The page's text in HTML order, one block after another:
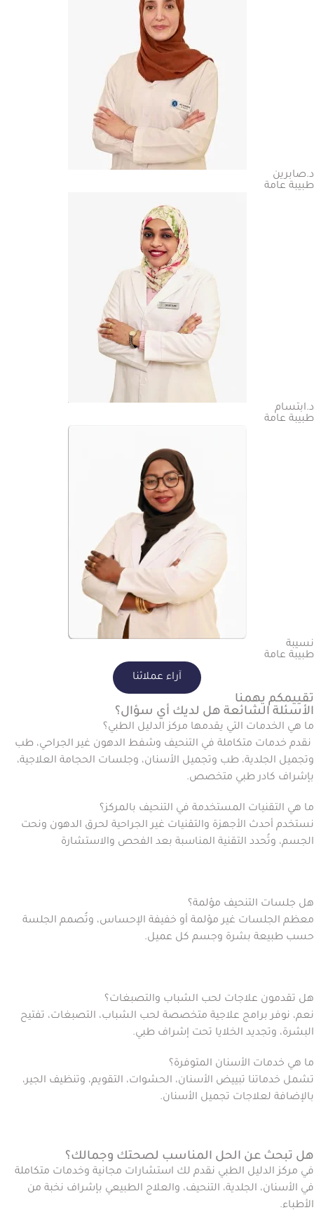
د.صابرين
طبيبة عامة
د.ابتسام
طبيبة عامة
نسيبة
طبيبة عامة
آراء عملائنا
تقييمكم يهمنا
الأسئلة الشائعة هل لديك أي سؤال؟
ما هي الخدمات التي يقدمها مركز الدليل الطبي؟
نقدم خدمات متكاملة في التنحيف وشفط الدهون غير الجراحي، طب
وتجميل الجلدية، طب وتجميل الأسنان، وجلسات الحجامة العلاجية،
بإشراف كادر طبي متخصص.
ما هي التقنيات المستخدمة في التنحيف بالمركز؟
نستخدم أحدث الأجهزة والتقنيات غير الجراحية لحرق الدهون ونحت
الجسم، وتُحدد التقنية المناسبة بعد الفحص والاستشارة
هل جلسات التنحيف مؤلمة؟
معظم الجلسات غير مؤلمة أو خفيفة الإحساس، وتُصمم الجلسة
حسب طبيعة بشرة وجسم كل عميل.
هل تقدمون علاجات لحب الشباب والتصبغات؟
نعم، نوفر برامج علاجية متخصصة لحب الشباب، التصبغات، تفتيح
البشرة، وتجديد الخلايا تحت إشراف طبي.
ما هي خدمات الأسنان المتوفرة؟
تشمل خدماتنا تبييض الأسنان، الحشوات، التقويم، وتنظيف الجير،
بالإضافة لعلاجات تجميل الأسنان.
هل تبحث عن الحل المناسب لصحتك وجمالك؟
في مركز الدليل الطبي نقدم لك استشارات مجانية وخدمات متكاملة
في الأسنان، الجلدية، التنحيف، والعلاج الطبيعي بإشراف نخبة من
الأطباء.